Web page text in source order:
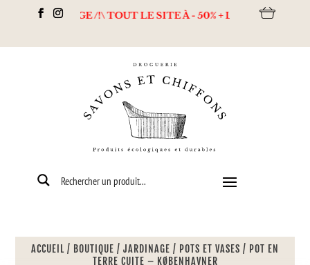
DESTOCKAGE /!\ TOUT LE SITE À - 50% + Livraison offerte
ACCUEIL / BOUTIQUE / JARDINAGE / POTS ET VASES / POT EN
TERRE CUITE – KØBENHAVNER